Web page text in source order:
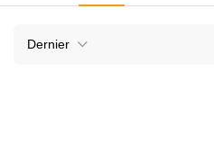
Dernier